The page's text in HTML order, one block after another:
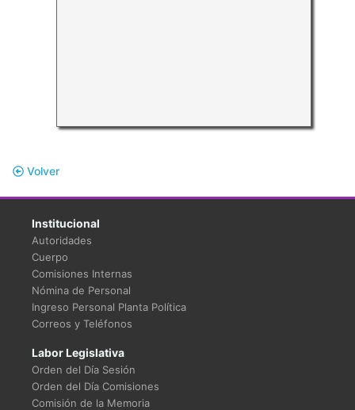
Volver
Institucional
Autoridades
Cuerpo
Comisiones Internas
Nómina de Personal
Ingreso Personal Planta Política
Correos y Teléfonos
Labor Legislativa
Orden del Día Sesión
Orden del Día Comisiones
Comisión de la Memoria